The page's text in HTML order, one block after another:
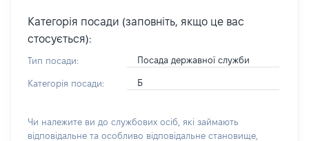
Категорія посади (заповніть, якщо це вас
стосується):
Тип посади: Посада державної служби
Категорія посади: Б
Чи належите ви до службових осіб, які займають
відповідальне та особливо відповідальне становище,